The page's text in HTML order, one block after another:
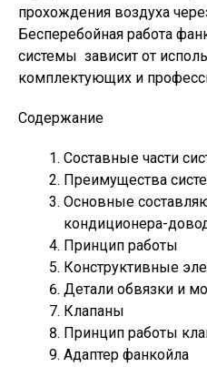
прохождения воздуха
Бесперебойная работа
системы зависит от
комплектующих и
Содержание
Составные части
Преимущества
Основные
кондиционера-
Принцип работы
Конструктивные
Детали обвязки и
Клапаны
Принцип работы
Адаптер фанкойла